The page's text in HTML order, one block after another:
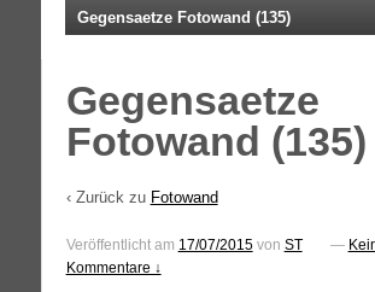
Gegensaetze Fotowand (135)
Gegensaetze
Fotowand (135)
‹ Zurück zu Fotowand
Veröffentlicht am 17/07/2015von ST —
Kommentare ↓